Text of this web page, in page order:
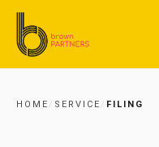
メインコンテンツへスキップ
HOME / SERVICE / FILING